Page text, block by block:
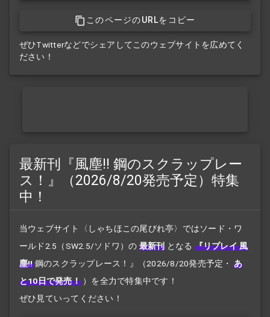
このページのURLをコピー
ぜひTwitterなどでシェアしてこのウェブサイトを広めてく
ださい！
最新刊『風塵!! 鋼のスクラップレー
ス！』（2026/8/20発売予定）特集
中！
当ウェブサイト〈しゃちほこの尾びれ亭〉ではソード・ワ
ールド2.5（SW2.5/ソドワ）の 最新刊 となる 『リプレイ 風
塵!! 鋼のスクラップレース！』 （2026/8/20発売予定・ あ
と10日で発売！ ）を全力で特集中です！
ぜひ見ていってください！